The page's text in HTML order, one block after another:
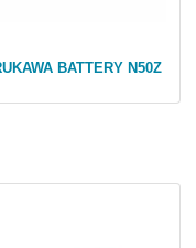
BATTERY N50Z